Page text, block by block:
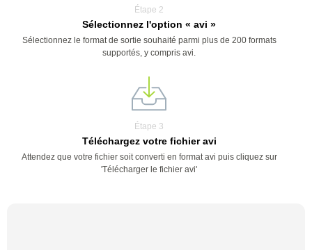
Étape 2
Sélectionnez l'option « avi »
Sélectionnez le format de sortie souhaité parmi plus de 200 formats
supportés, y compris avi.
Étape 3
Téléchargez votre fichier avi
Attendez que votre fichier soit converti en format avi puis cliquez sur
'Télécharger le fichier avi'